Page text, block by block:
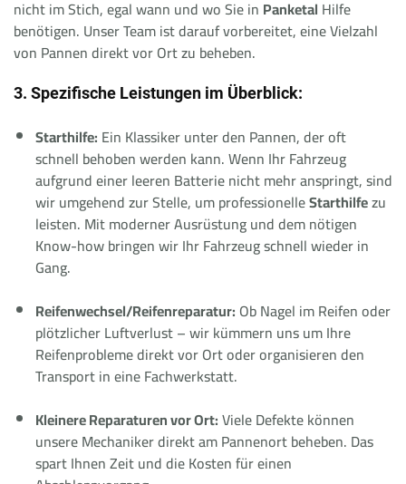
nicht im Stich, egal wann und wo Sie in Panketal Hilfe
benötigen. Unser Team ist darauf vorbereitet, eine Vielzahl
von Pannen direkt vor Ort zu beheben.
3. Spezifische Leistungen im Überblick:
Starthilfe: Ein Klassiker unter den Pannen, der oft
schnell behoben werden kann. Wenn Ihr Fahrzeug
aufgrund einer leeren Batterie nicht mehr anspringt, sind
wir umgehend zur Stelle, um professionelleStarthilfezu
leisten. Mit moderner Ausrüstung und dem nötigen
Know-how bringen wir Ihr Fahrzeug schnell wieder in
Gang.
Reifenwechsel/Reifenreparatur: Ob Nagel im Reifen oder
plötzlicher Luftverlust – wir kümmern uns um Ihre
Reifenprobleme direkt vor Ort oder organisieren den
Transport in eine Fachwerkstatt.
Kleinere Reparaturen vor Ort:Viele Defekte können
unsere Mechaniker direkt am Pannenort beheben. Das
spart Ihnen Zeit und die Kosten für einen